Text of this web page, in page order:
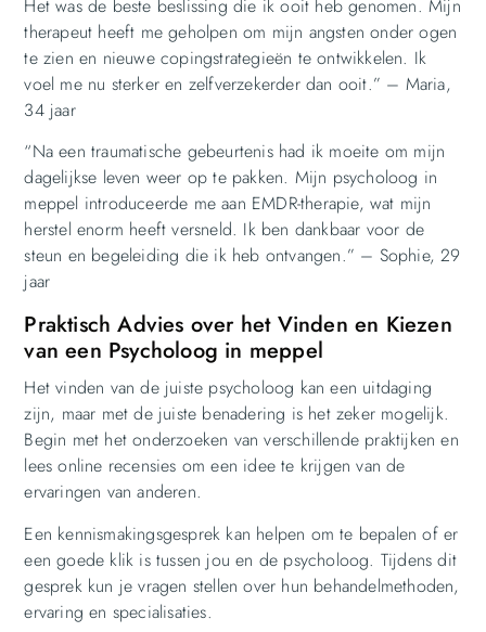
Het was de beste beslissing die ik ooit heb genomen. Mijn
therapeut heeft me geholpen om mijn angsten onder ogen
te zien en nieuwe copingstrategieën te ontwikkelen. Ik
voel me nu sterker en zelfverzekerder dan ooit.” – Maria,
34 jaar
“Na een traumatische gebeurtenis had ik moeite om mijn
dagelijkse leven weer op te pakken. Mijn psycholoog in
meppel introduceerde me aan EMDR-therapie, wat mijn
herstel enorm heeft versneld. Ik ben dankbaar voor de
steun en begeleiding die ik heb ontvangen.” – Sophie, 29
jaar
Praktisch Advies over het Vinden en Kiezen
van een Psycholoog in meppel
Het vinden van de juiste psycholoog kan een uitdaging
zijn, maar met de juiste benadering is het zeker mogelijk.
Begin met het onderzoeken van verschillende praktijken en
lees online recensies om een idee te krijgen van de
ervaringen van anderen.
Een kennismakingsgesprek kan helpen om te bepalen of er
een goede klik is tussen jou en de psycholoog. Tijdens dit
gesprek kun je vragen stellen over hun behandelmethoden,
ervaring en specialisaties.